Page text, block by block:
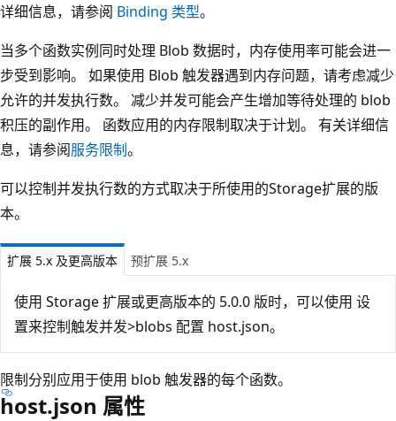
详细信息，请参阅 Binding 类型。
当多个函数实例同时处理 Blob 数据时，内存使用率可能会进一
步受到影响。 如果使用 Blob 触发器遇到内存问题，请考虑减少
允许的并发执行数。 减少并发可能会产生增加等待处理的 blob
积压的副作用。 函数应用的内存限制取决于计划。 有关详细信
息，请参阅服务限制。
可以控制并发执行数的方式取决于所使用的Storage扩展的版
本。
扩展 5.x 及更高版本 预扩展 5.x
使用 Storage 扩展或更高版本的 5.0.0 版时，可以使用 设
置来控制触发并发>blobs 配置 host.json。
限制分别应用于使用 blob 触发器的每个函数。
host.json 属性